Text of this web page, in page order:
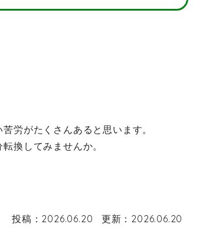
労がたくさんあると思います。
換してみませんか。
投稿： 2026.06.20 更新： 2026.06.20